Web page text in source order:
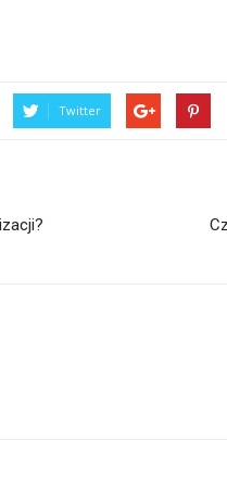
Twitter